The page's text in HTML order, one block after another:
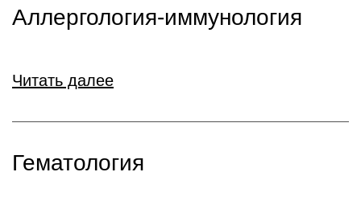
Аллергология-иммунология
Читать далее
Гематология